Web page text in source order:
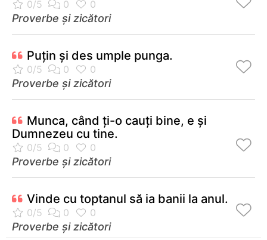
Proverbe și zicători
Puţin şi des umple punga.
Proverbe și zicători
Munca, când ţi-o cauţi bine, e şi
Dumnezeu cu tine.
Proverbe și zicători
Vinde cu toptanul să ia banii la anul.
Proverbe și zicători